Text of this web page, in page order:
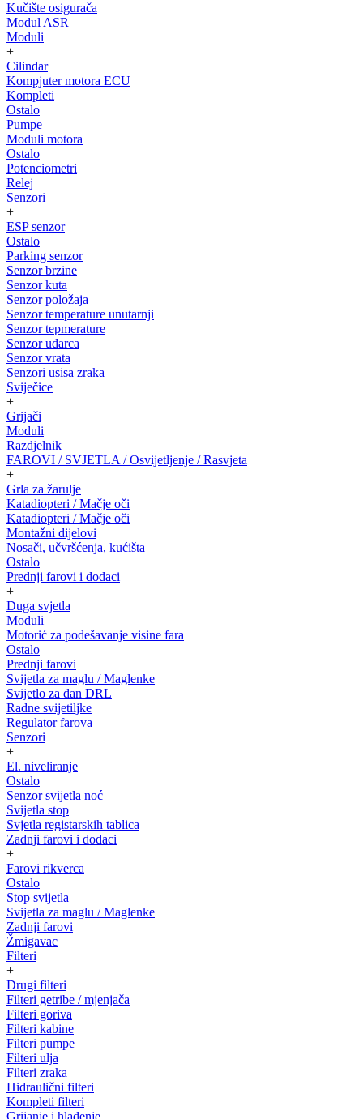
Kučište osigurača
Modul ASR
Moduli
+
Cilindar
Kompjuter motora ECU
Kompleti
Ostalo
Pumpe
Moduli motora
Ostalo
Potenciometri
Relej
Senzori
+
ESP senzor
Ostalo
Parking senzor
Senzor brzine
Senzor kuta
Senzor položaja
Senzor temperature unutarnji
Senzor tepmerature
Senzor udarca
Senzor vrata
Senzori usisa zraka
Sviječice
+
Grijači
Moduli
Razdjelnik
FAROVI / SVJETLA / Osvijetljenje / Rasvjeta
+
Grla za žarulje
Katadiopteri / Mačje oči
Katadiopteri / Mačje oči
Montažni dijelovi
Nosači, učvršćenja, kućišta
Ostalo
Prednji farovi i dodaci
+
Duga svjetla
Moduli
Motorić za podešavanje visine fara
Ostalo
Prednji farovi
Svijetla za maglu / Maglenke
Svijetlo za dan DRL
Radne svijetiljke
Regulator farova
Senzori
+
El. niveliranje
Ostalo
Senzor svijetla noć
Svijetla stop
Svjetla registarskih tablica
Zadnji farovi i dodaci
+
Farovi rikverca
Ostalo
Stop svijetla
Svijetla za maglu / Maglenke
Zadnji farovi
Žmigavac
Filteri
+
Drugi filteri
Filteri getribe / mjenjača
Filteri goriva
Filteri kabine
Filteri pumpe
Filteri ulja
Filteri zraka
Hidraulični filteri
Kompleti filteri
Grijanje i hlađenje